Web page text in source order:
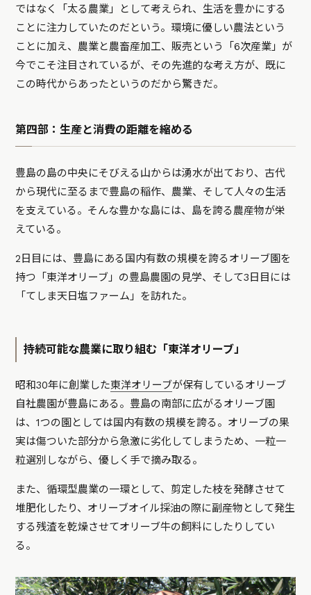
ではなく「太る農業」として考えられ、生活を豊かにする
ことに注力していたのだという。環境に優しい農法という
ことに加え、農業と農畜産加工、販売という「6次産業」が
今でこそ注目されているが、その先進的な考え方が、既に
この時代からあったというのだから驚きだ。
第四部：生産と消費の距離を縮める
豊島の島の中央にそびえる山からは湧水が出ており、古代
から現代に至るまで豊島の稲作、農業、そして人々の生活
を支えている。そんな豊かな島には、島を誇る農産物が栄
えている。
2日目には、豊島にある国内有数の規模を誇るオリーブ園を
持つ「東洋オリーブ」の豊島農園の見学、そして3日目には
「てしま天日塩ファーム」を訪れた。
持続可能な農業に取り組む「東洋オリーブ」
昭和30年に創業した東洋オリーブが保有しているオリーブ
自社農園が豊島にある。豊島の南部に広がるオリーブ園
は、1つの園としては国内有数の規模を誇る。オリーブの果
実は傷ついた部分から急激に劣化してしまうため、一粒一
粒選別しながら、優しく手で摘み取る。
また、循環型農業の一環として、剪定した枝を発酵させて
堆肥化したり、オリーブオイル採油の際に副産物として発生
する残渣を乾燥させてオリーブ牛の飼料にしたりしてい
る。